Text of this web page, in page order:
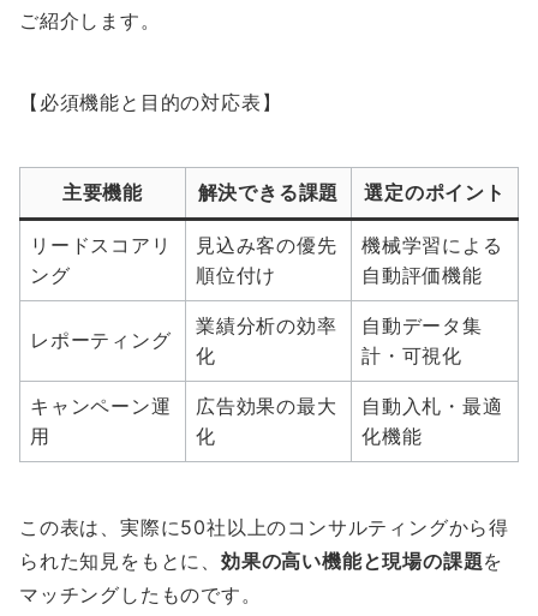
ご紹介します。
【必須機能と目的の対応表】
主要機能 解決できる課題 選定のポイント
リードスコアリ
ング
見込み客の優先
順位付け
機械学習による
自動評価機能
レポーティング
業績分析の効率
化
自動データ集
計・可視化
キャンペーン運
用
広告効果の最大
化
自動入札・最適
化機能
この表は、実際に50社以上のコンサルティングから得
られた知見をもとに、 効果の高い機能と現場の課題を
マッチングしたものです。